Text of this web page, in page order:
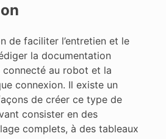
de faciliter l’entretien et le
la documentation
au robot et la
connexion. Il existe un
de créer ce type de
consister en des
complets, à des tableaux